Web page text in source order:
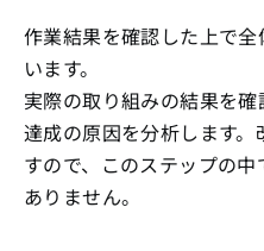
作業結果を確認した上で
います。
実際の取り組みの結果を
達成の原因を分析します
すので、このステップの
ありません。